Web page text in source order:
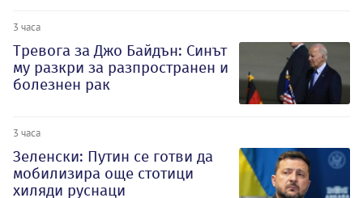
3 часа
Тревога за Джо Байдън: Синът
му разкри за разпространен и
болезнен рак
3 часа
Зеленски: Путин се готви да
мобилизира още стотици
хиляди руснаци